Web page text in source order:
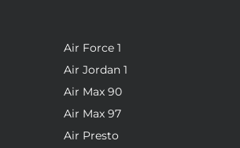
Air Force 1
Air Jordan 1
Air Max 90
Air Max 97
Air Presto